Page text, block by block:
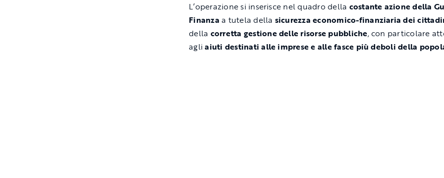
L’operazione si inserisce nel quadro della costante azione della
Finanza a tutela della sicurezza economico-finanziaria dei
della corretta gestione delle risorse pubbliche, con particolare
agliaiuti destinati alle imprese e alle fasce più deboli della